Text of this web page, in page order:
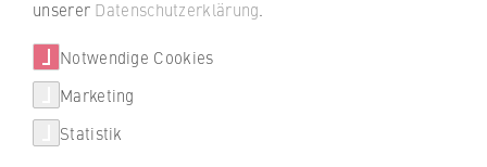
S
a
r
W
i
r
r
t
a
t
Über uns
Seit 25 Jahren kämpft Viola Philipp als
hauptberufliche Frauen- und
Gleichstellungsbeauftragte für bessere
Studien- und Arbeitsbedingungen für
Frauen an der Hochschule. Im Interview
unserer Datenschutzerklärung
Notwendige Cookies
Marketing
Statistik